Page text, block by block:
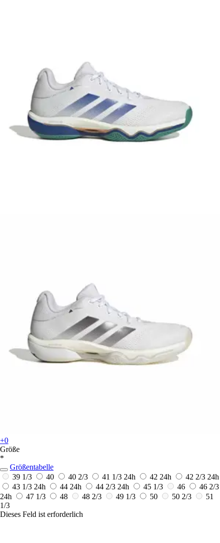
+0
Größe
*
Größentabelle
39 1/3
40 40 2/3 41 1/3 24h 42 24h 42 2/3 24h
43 1/3 24h 44 24h 44 2/3 24h 45 1/3 46
46 2/3
24h
47 1/3 48 48 2/3 49 1/3 50 50 2/3
51
1/3
Dieses Feld ist erforderlich